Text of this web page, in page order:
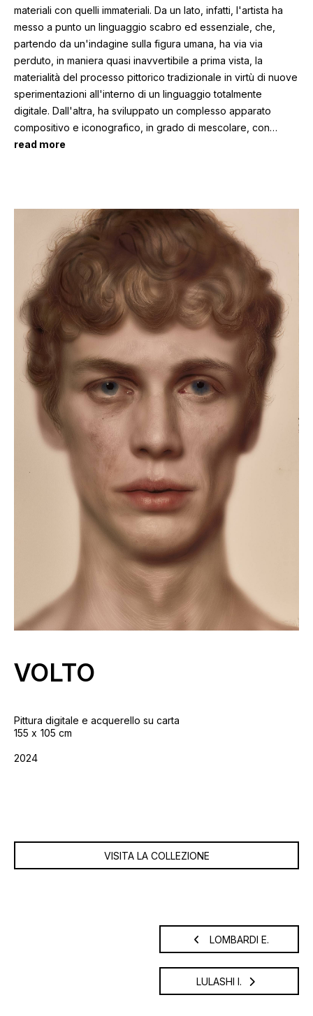
materiali con quelli immateriali. Da un lato, infatti, l'artista ha
messo a punto un linguaggio scabro ed essenziale, che,
partendo da un'indagine sulla figura umana, ha via via
perduto, in maniera quasi inavvertibile a prima vista, la
materialità del processo pittorico tradizionale in virtù di nuove
sperimentazioni all'interno di un linguaggio totalmente
digitale. Dall'altra, ha sviluppato un complesso apparato
compositivo e iconografico, in grado di mescolare, con…
read more
VOLTO
Pittura digitale e acquerello su carta
155
105 cm
2024
VISITA LA COLLEZIONE
LOMBARDI E.
LULASHI I.